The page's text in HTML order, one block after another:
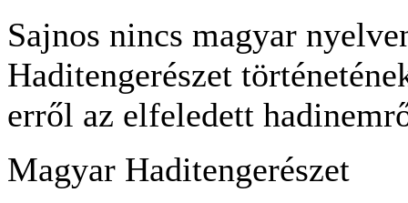
Sajnos nincs magyar
Haditengerészet
erről az elfeledett
Magyar Haditengerészet